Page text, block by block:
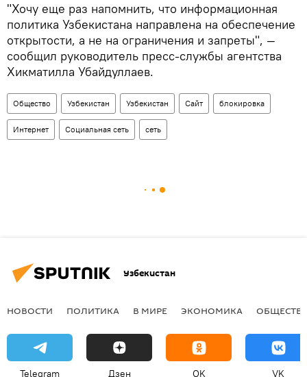
"Хочу еще раз напомнить, что информационная
политика Узбекистана направлена на обеспечение
открытости, а не на ограничения и запреты", —
сообщил руководитель пресс-службы агентства
Хикматилла Убайдуллаев.
Общество Узбекистан Узбекистан Сайт блокировка
Интернет Социальная сеть сеть
Узбекистан
НОВОСТИ ПОЛИТИКА В МИРЕ ЭКОНОМИКА
Telegram Дзен OK VK